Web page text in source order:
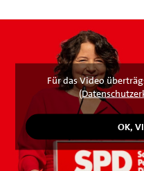
Für das Video
(